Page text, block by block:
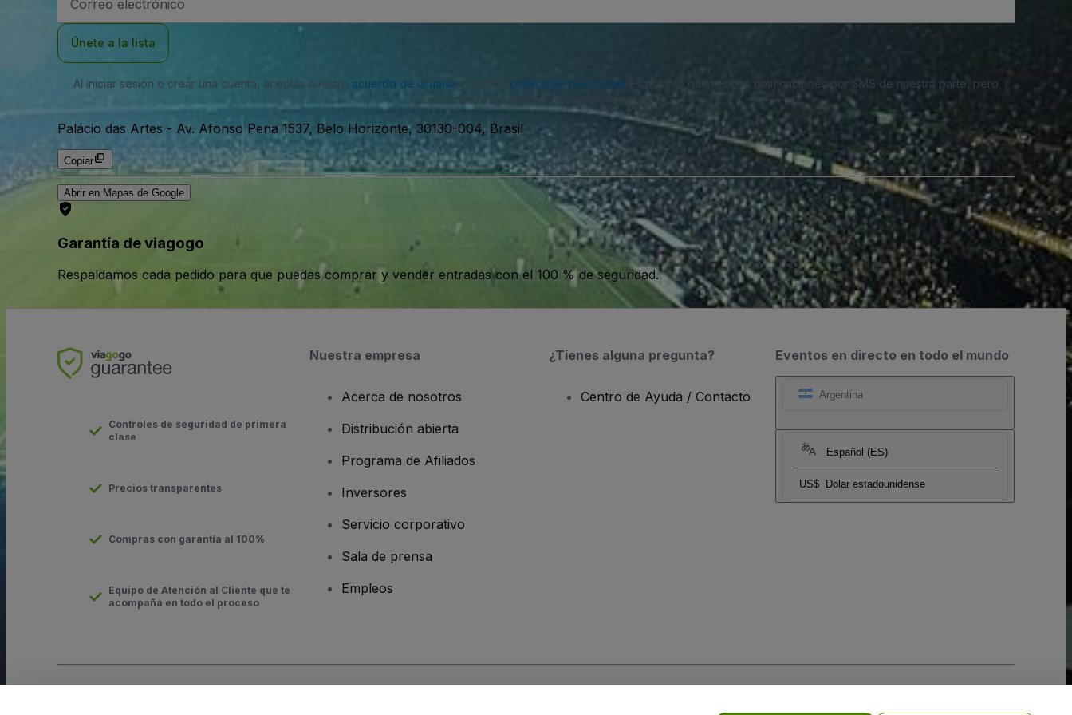
de
Únete a la lista
Al iniciar sesión o crear una cuenta, aceptas nuestro acuerdo de usuario política de privacidad . Es posible que recibas notificaciones por SMS de nuestra parte, pero
puedes darte de baja en cualquier momento.
Palácio das Artes - Av. Afonso Pena 1537, Belo Horizonte, 30130-004, Brasil
Copiar
Abrir en Mapas de Google
Garantía de viagogo
Respaldamos cada pedido para que puedas comprar y vender entradas con el 100 % de seguridad.
Eventos en directo en todo el mundo
Argentina
Español (ES)
US$ Dolar estadounidense
Controles de seguridad de primera
clase
Precios transparentes
Compras con garantía al 100%
Equipo de Atención al Cliente que te
acompaña en todo el proceso
Nuestra empresa
Acerca de nosotros
Distribución abierta
Programa de Afiliados
Inversores
Servicio corporativo
Sala de prensa
Empleos
¿Tienes alguna pregunta?
Centro de Ayuda / Contacto